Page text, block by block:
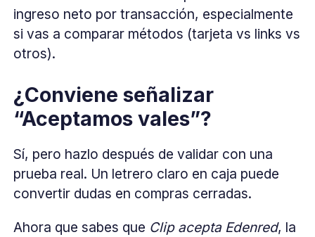
ingreso neto por transacción, especialmente
si vas a comparar métodos (tarjeta vs links vs
otros).
¿Conviene señalizar
“Aceptamos vales”?
Sí, pero hazlo después de validar con una
prueba real. Un letrero claro en caja puede
convertir dudas en compras cerradas.
Ahora que sabes que Clip acepta Edenred, la